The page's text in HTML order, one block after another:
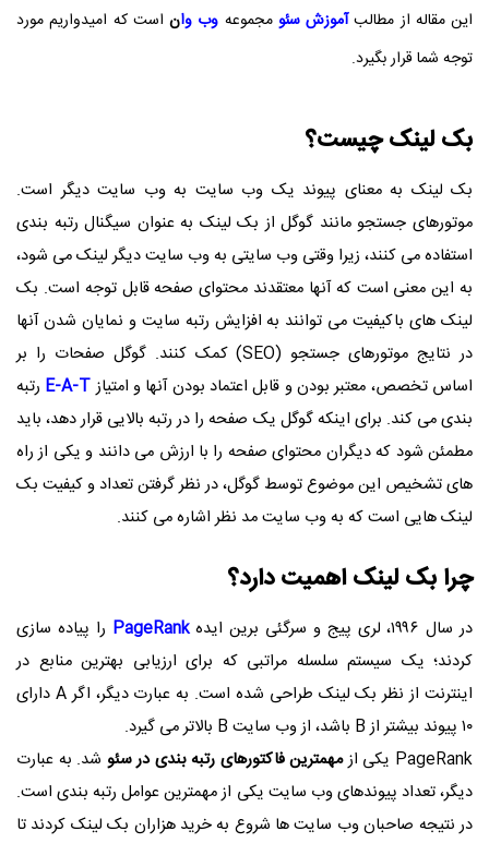
این مقاله از مطالبآموزش سئو مجموعه وب وان است که امیدواریم مورد
توجه شما قرار بگیرد.
بک لینک چیست؟
بک لینک به معنای پیوند یک وب سایت به وب سایت دیگر است.
موتورهای جستجو مانند گوگل از بک لینک به عنوان سیگنال رتبه بندی
استفاده می کنند، زیرا وقتی وب سایتی به وب سایت دیگر لینک می شود،
به این معنی است که آنها معتقدند محتوای صفحه قابل توجه است. بک
لینک های باکیفیت می توانند به افزایش رتبه سایت و نمایان شدن آنها
در نتایج موتورهای جستجو (SEO) کمک کنند. گوگل صفحات را بر
اساس تخصص، معتبر بودن و قابل اعتماد بودن آنها و امتیاز E-A-T رتبه
بندی می کند. برای اینکه گوگل یک صفحه را در رتبه بالایی قرار دهد، باید
مطمئن شود که دیگران محتوای صفحه را با ارزش می دانند و یکی از راه
های تشخیص این موضوع توسط گوگل، در نظر گرفتن تعداد و کیفیت بک
لینک هایی است که به وب سایت مد نظر اشاره می کنند.
چرا بک لینک اهمیت دارد؟
در سال ۱۹۹۶، لری پیج و سرگئی برین ایده PageRank را پیاده سازی
کردند؛ یک سیستم سلسله مراتبی که برای ارزیابی بهترین منابع در
اینترنت از نظر بک لینک طراحی شده است. به عبارت دیگر، اگر A دارای
۱۰ پیوند بیشتر از B باشد، از وب سایت B بالاتر می گیرد.
PageRank یکی از
مهمترین فاکتورهای رتبه بندی در سئو شد. به عبارت
دیگر، تعداد پیوندهای وب سایت یکی از مهمترین عوامل رتبه بندی است.
در نتیجه صاحبان وب سایت ها شروع به خرید هزاران بک لینک کردند تا